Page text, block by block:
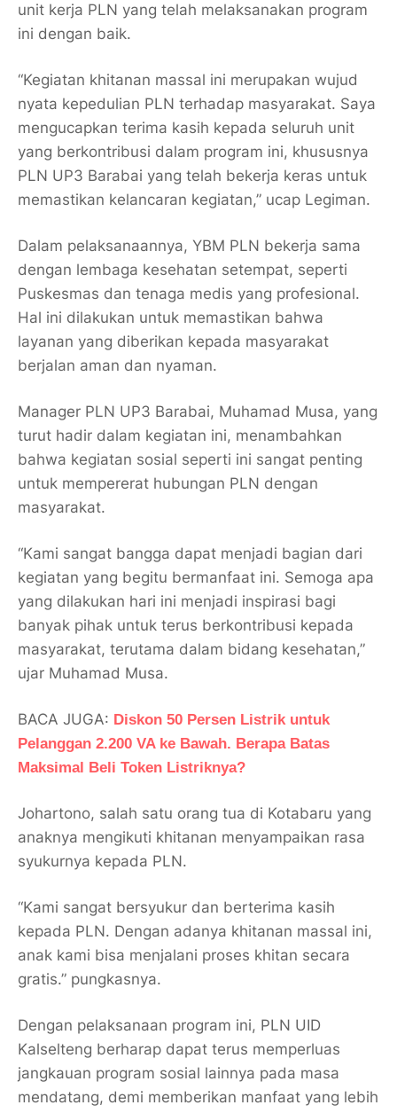
unit kerja PLN yang telah melaksanakan program
ini dengan baik.
“Kegiatan khitanan massal ini merupakan wujud
nyata kepedulian PLN terhadap masyarakat. Saya
mengucapkan terima kasih kepada seluruh unit
yang berkontribusi dalam program ini, khususnya
PLN UP3 Barabai yang telah bekerja keras untuk
memastikan kelancaran kegiatan,” ucap Legiman.
Dalam pelaksanaannya, YBM PLN bekerja sama
dengan lembaga kesehatan setempat, seperti
Puskesmas dan tenaga medis yang profesional.
Hal ini dilakukan untuk memastikan bahwa
layanan yang diberikan kepada masyarakat
berjalan aman dan nyaman.
Manager PLN UP3 Barabai, Muhamad Musa, yang
turut hadir dalam kegiatan ini, menambahkan
bahwa kegiatan sosial seperti ini sangat penting
untuk mempererat hubungan PLN dengan
masyarakat.
“Kami sangat bangga dapat menjadi bagian dari
kegiatan yang begitu bermanfaat ini. Semoga apa
yang dilakukan hari ini menjadi inspirasi bagi
banyak pihak untuk terus berkontribusi kepada
masyarakat, terutama dalam bidang kesehatan,”
ujar Muhamad Musa.
BACA JUGA: Diskon 50 Persen Listrik untuk
Pelanggan 2.200 VA ke Bawah. Berapa Batas
Maksimal Beli Token Listriknya?
Johartono, salah satu orang tua di Kotabaru yang
anaknya mengikuti khitanan menyampaikan rasa
syukurnya kepada PLN.
“Kami sangat bersyukur dan berterima kasih
kepada PLN. Dengan adanya khitanan massal ini,
anak kami bisa menjalani proses khitan secara
gratis.” pungkasnya.
Dengan pelaksanaan program ini, PLN UID
Kalselteng berharap dapat terus memperluas
jangkauan program sosial lainnya pada masa
mendatang, demi memberikan manfaat yang lebih